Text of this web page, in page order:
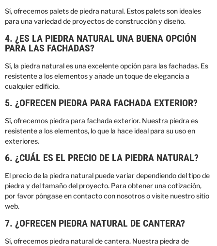
Sí, ofrecemos palets de piedra natural. Estos palets son ideales
para una variedad de proyectos de construcción y diseño.
4. ¿ES LA PIEDRA NATURAL UNA BUENA OPCIÓN
PARA LAS FACHADAS?
Sí, la piedra natural es una excelente opción para las fachadas. Es
resistente a los elementos y añade un toque de elegancia a
cualquier edificio.
5. ¿OFRECEN PIEDRA PARA FACHADA EXTERIOR?
Sí, ofrecemos piedra para fachada exterior. Nuestra piedra es
resistente a los elementos, lo que la hace ideal para su uso en
exteriores.
6. ¿CUÁL ES EL PRECIO DE LA PIEDRA NATURAL?
El precio de la piedra natural puede variar dependiendo del tipo de
piedra y del tamaño del proyecto. Para obtener una cotización,
por favor póngase en contacto con nosotros o visite nuestro sitio
web.
7. ¿OFRECEN PIEDRA NATURAL DE CANTERA?
Sí, ofrecemos piedra natural de cantera. Nuestra piedra de